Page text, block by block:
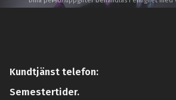
Kundtjänst telefon:
Semestertider.